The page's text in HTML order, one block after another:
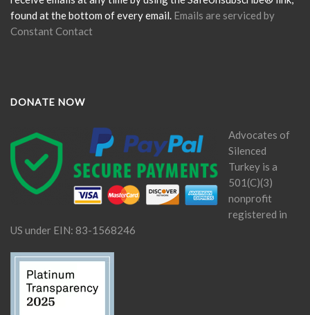
found at the bottom of every email. Emails are serviced by
Constant Contact
DONATE NOW
Advocates of
Silenced
Turkey is a
501(C)(3)
nonprofit
registered in
US under EIN: 83-1568246